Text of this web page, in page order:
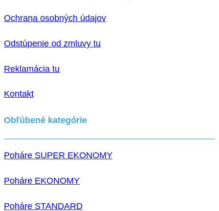
Ochrana osobných údajov
Odstúpenie od zmluvy tu
Reklamácia tu
Kontakt
Obľúbené kategórie
Poháre SUPER EKONOMY
Poháre EKONOMY
Poháre STANDARD